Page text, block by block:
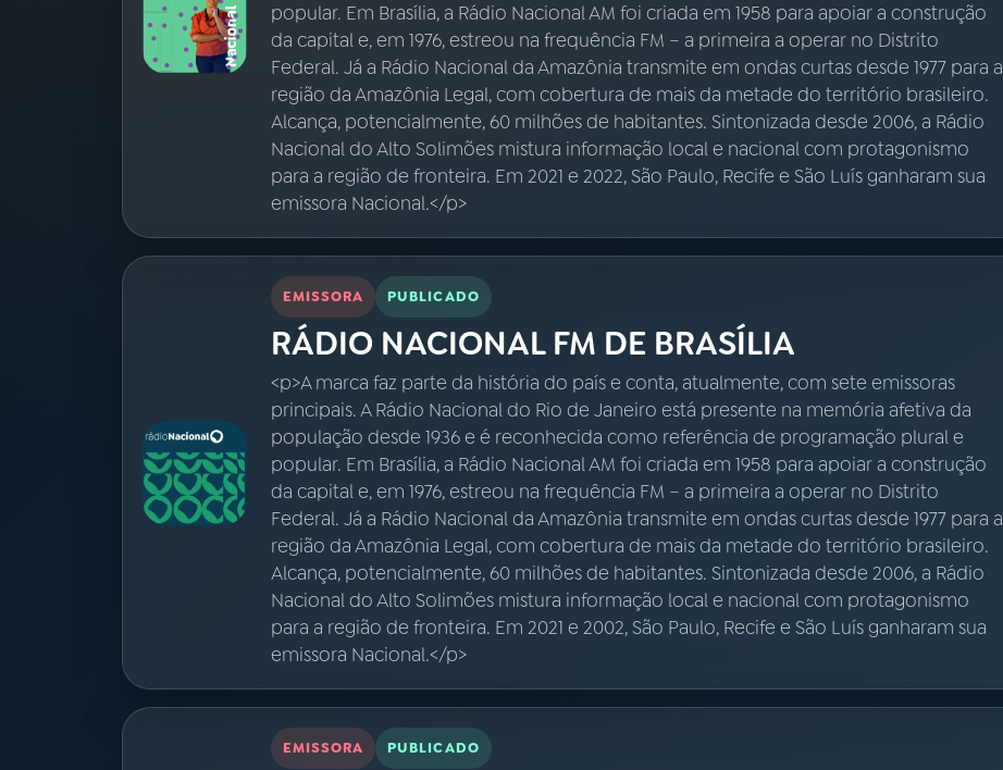
popular. Em Brasília, a Rádio Nacional AM foi criada em 1958 para apoiar a construção
da capital e, em 1976, estreou na frequência FM – a primeira a operar no Distrito
Federal. Já a Rádio Nacional da Amazônia transmite em ondas curtas desde 1977 para a
região da Amazônia Legal, com cobertura de mais da metade do território brasileiro.
Alcança, potencialmente, 60 milhões de habitantes. Sintonizada desde 2006, a Rádio
Nacional do Alto Solimões mistura informação local e nacional com protagonismo
para a região de fronteira. Em 2021 e 2022, São Paulo, Recife e São Luís ganharam sua
emissora Nacional.</p>
EMISSORA PUBLICADO
RÁDIO NACIONAL FM DE BRASÍLIA
<p>A marca faz parte da história do país e conta, atualmente, com sete emissoras
principais. A Rádio Nacional do Rio de Janeiro está presente na memória afetiva da
população desde 1936 e é reconhecida como referência de programação plural e
popular. Em Brasília, a Rádio Nacional AM foi criada em 1958 para apoiar a construção
da capital e, em 1976, estreou na frequência FM – a primeira a operar no Distrito
Federal. Já a Rádio Nacional da Amazônia transmite em ondas curtas desde 1977 para a
região da Amazônia Legal, com cobertura de mais da metade do território brasileiro.
Alcança, potencialmente, 60 milhões de habitantes. Sintonizada desde 2006, a Rádio
Nacional do Alto Solimões mistura informação local e nacional com protagonismo
para a região de fronteira. Em 2021 e 2002, São Paulo, Recife e São Luís ganharam sua
emissora Nacional.</p>
EMISSORA PUBLICADO